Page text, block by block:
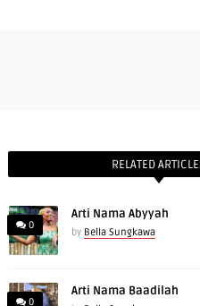
RELATED
0
Arti Nama Abyyah
by Bella Sungkawa
0
Arti Nama Baadilah